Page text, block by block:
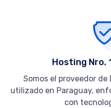
Hosting Nro.
Somos el proveedor
utilizado en Paraguay,
con